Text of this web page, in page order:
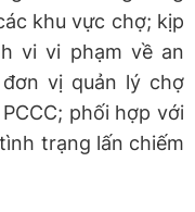
khu vực chợ; kịp
vi vi phạm về an
vị quản lý chợ
phối hợp với
trạng lấn chiếm